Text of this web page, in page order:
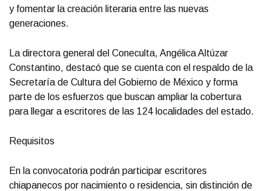
y fomentar la creación literaria entre las nuevas
generaciones.
La directora general del Coneculta, Angélica Altúzar
Constantino, destacó que se cuenta con el respaldo de la
Secretaría de Cultura del Gobierno de México y forma
parte de los esfuerzos que buscan ampliar la cobertura
para llegar a escritores de las 124 localidades del estado.
Requisitos
En la convocatoria podrán participar escritores
chiapanecos por nacimiento o residencia, sin distinción de